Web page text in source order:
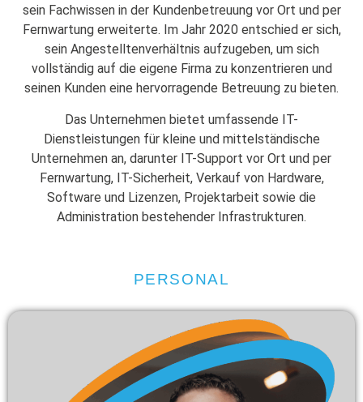
sein Fachwissen in der Kundenbetreuung vor Ort und per
Fernwartung erweiterte. Im Jahr 2020 entschied er sich,
sein Angestelltenverhältnis aufzugeben, um sich
vollständig auf die eigene Firma zu konzentrieren und
seinen Kunden eine hervorragende Betreuung zu bieten.
Das Unternehmen bietet umfassende IT-
Dienstleistungen für kleine und mittelständische
Unternehmen an, darunter IT-Support vor Ort und per
Fernwartung, IT-Sicherheit, Verkauf von Hardware,
Software und Lizenzen, Projektarbeit sowie die
Administration bestehender Infrastrukturen.
PERSONAL